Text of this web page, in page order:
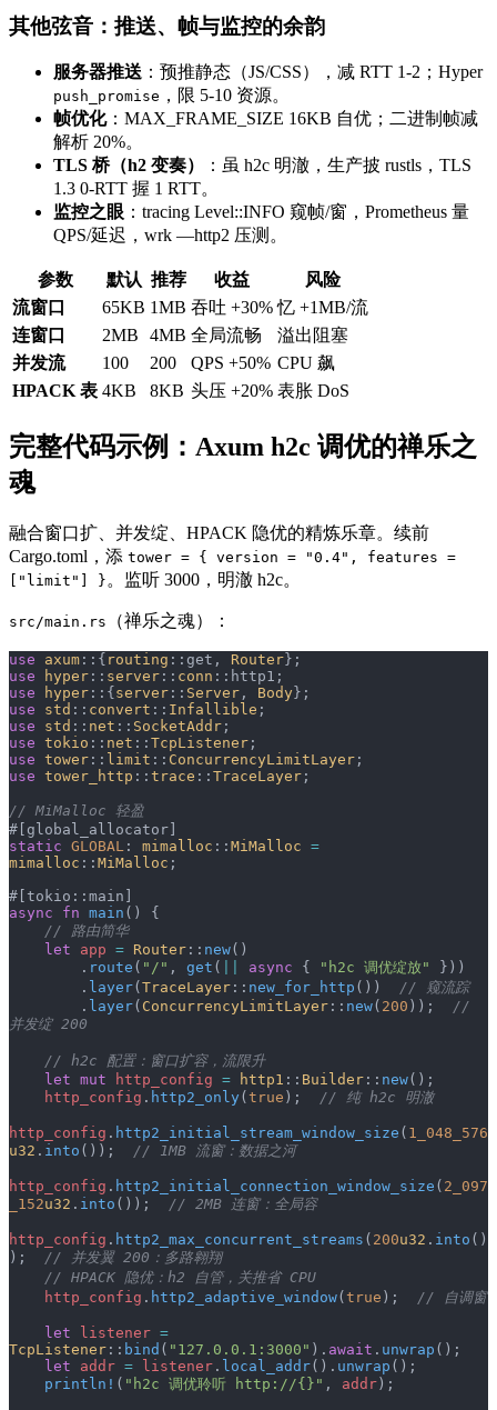
其他弦音：推送、帧与监控的余韵
服务器推送 ：预推静态（JS/CSS），减 RTT 1-2；Hyper
push_promise ，限 5-10 资源。
帧优化：MAX_FRAME_SIZE 16KB 自优；二进制帧减
解析 20%。
TLS 桥（h2 变奏）
：虽 h2c 明澈，生产披 rustls，TLS
1.3 0-RTT 握 1 RTT。
监控之眼 ：tracing Level::INFO 窥帧/窗，Prometheus 量
QPS/延迟，wrk —http2 压测。
参数 默认 推荐 收益
风险
流窗口
65KB 1MB 吞吐 +30% 忆 +1MB/流
连窗口
2MB 4MB 全局流畅
溢出阻塞
并发流
100 200 QPS +50% CPU 飙
HPACK 表 4KB 8KB 头压 +20% 表胀 DoS
完整代码示例：Axum h2c 调优的禅乐之
魂
融合窗口扩、并发绽、HPACK 隐优的精炼乐章。续前
Cargo.toml，添 tower = { version = "0.4", features =
["limit"] } 。监听 3000，明澈 h2c。
src/main.rs （禅乐之魂）：
use axum ::{ routing ::get, Router };
use hyper :: server :: conn ::http1;
use hyper ::{ server :: Server , Body };
use std :: convert :: Infallible ;
use std :: net :: SocketAddr ;
use tokio :: net :: TcpListener ;
use tower :: limit :: ConcurrencyLimitLayer ;
use tower_http :: trace :: TraceLayer ;
// MiMalloc 轻盈
#[global_allocator]
static GLOBAL : mimalloc :: MiMalloc =
mimalloc :: MiMalloc ;
#[tokio::main]
async fn main () {
    // 路由简华
    let
app = Router :: new()
        .
route ( "/" , get ( async { "h2c 调优绽放"
}))
        .
layer( TraceLayer :: new_for_http ()) // 窥流踪
        .
layer( ConcurrencyLimitLayer :: new( 200 )); //
并发绽 200
    // h2c 配置：窗口扩容，流限升
    let
mut http_config = http1 :: Builder :: new();
    http_config
. http2_only ( true ); // 纯 h2c 明澈
http_config . http2_initial_stream_window_size ( 1_048_576
u32 . into ()); // 1MB 流窗：数据之河
http_config . http2_initial_connection_window_size ( 2_097
_152u32 . into ()); // 2MB 连窗：全局容
http_config . http2_max_concurrent_streams ( 200u32 . into ()
); // 并发翼 200：多路翱翔
    // HPACK 隐优：h2 自管，关推省 CPU
    http_config
. http2_adaptive_window( true ); // 自调窗
    let
listener =
TcpListener :: bind ( "127.0.0.1:3000" ). await . unwrap ();
    let
addr = listener . local_addr(). unwrap ();
    println!
( "h2c 调优聆听 http://{}" , addr );